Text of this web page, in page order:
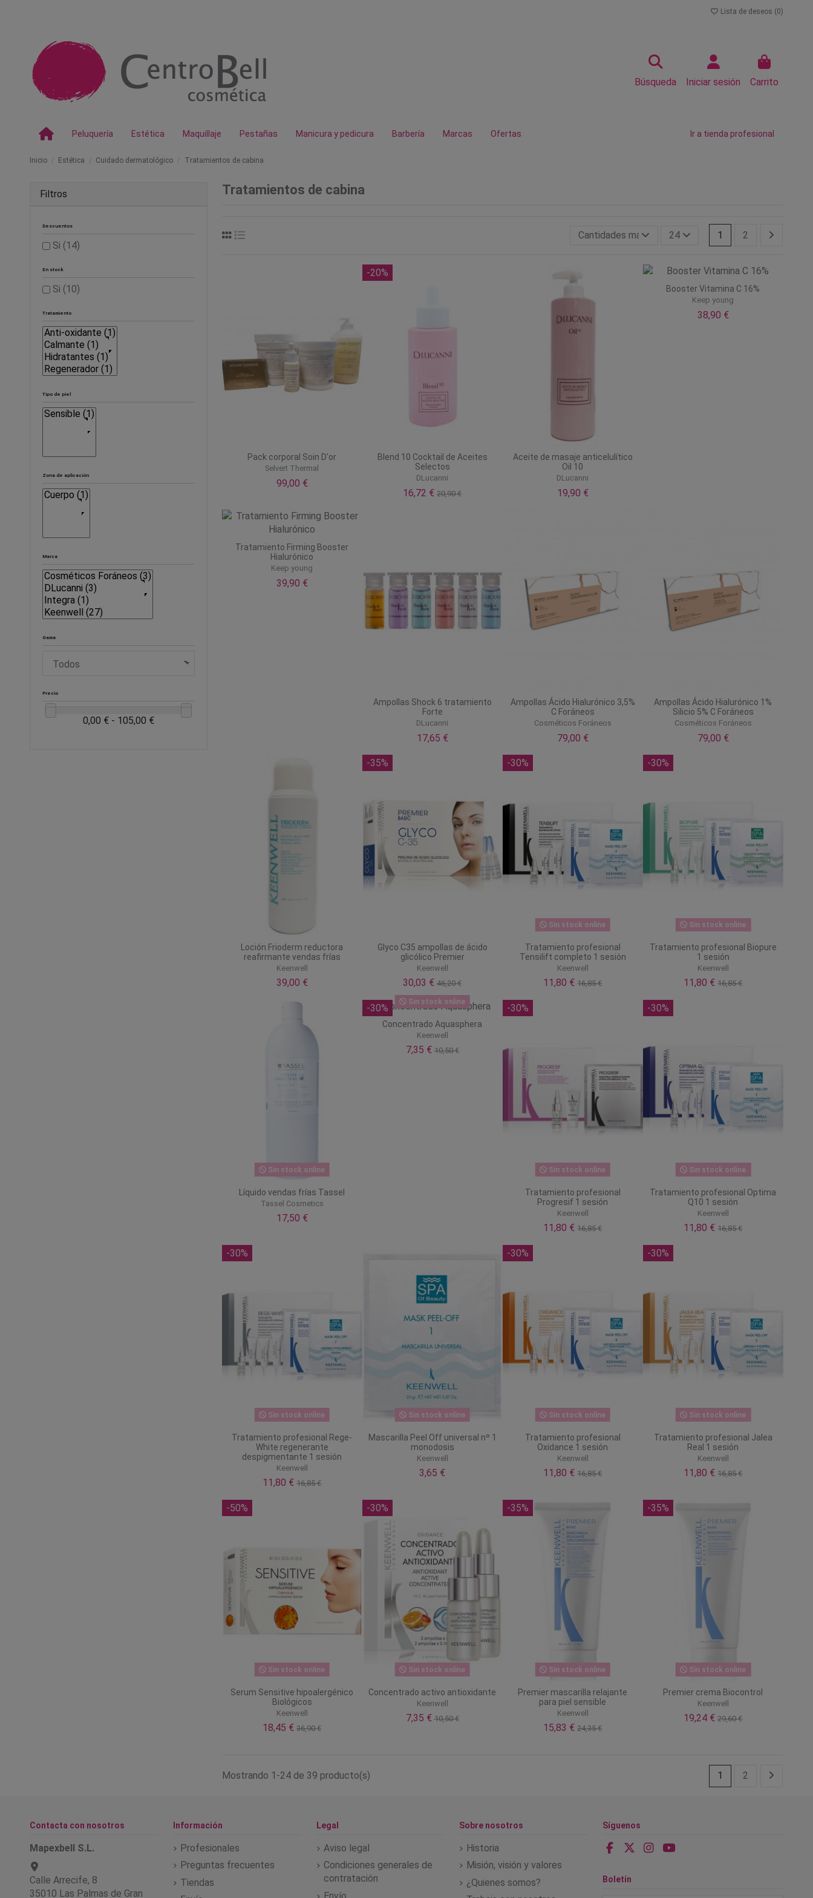
Lista de deseos (0)
Búsqueda Iniciar sesión Carrito
Peluquería Estética Maquillaje Pestañas Manicura y pedicura Barbería Marcas Ofertas Ir a tienda profesional
Inicio Estética Cuidado dermatológico Tratamientos de cabina
Tratamientos de cabina
Cantidades más grandes primero
24 1 2
Pack corporal Soin D'or
Selvert Thermal
99,00 €
-20%
Blend 10 Cocktail de Aceites
Selectos
DLucanni
16,72 €20,90 €
Aceite de masaje anticelulítico
Oil 10
DLucanni
19,90 €
Booster Vitamina C 16%
Keep young
38,90 €
Tratamiento Firming Booster
Hialurónico
Keep young
39,90 €
Ampollas Shock 6 tratamiento
Forte
DLucanni
17,65 €
Ampollas Ácido Hialurónico 3,5%
C Foráneos
Cosméticos Foráneos
79,00 €
Ampollas Ácido Hialurónico 1%
Silicio 5% C Foráneos
Cosméticos Foráneos
79,00 €
Loción Frioderm reductora
reafirmante vendas frías
Keenwell
39,00 €
-35%
Glyco C35 ampollas de ácido
glicólico Premier
Keenwell
30,03 €46,20 €
-30%
Sin stock online
Tratamiento profesional
Tensilift completo 1 sesión
Keenwell
11,80 €16,85 €
-30%
Sin stock online
Tratamiento profesional Biopure
1 sesión
Keenwell
11,80 €16,85 €
Sin stock online
Líquido vendas frías Tassel
Tassel Cosmetics
17,50 €
-30%
Sin stock online
Concentrado Aquasphera
Keenwell
7,35 € 10,50 €
-30%
Sin stock online
Tratamiento profesional
Progresif 1 sesión
Keenwell
11,80 €16,85 €
-30%
Sin stock online
Tratamiento profesional Optima
Q10 1 sesión
Keenwell
11,80 €16,85 €
-30%
Sin stock online
Tratamiento profesional Rege-
White regenerante
despigmentante 1 sesión
Keenwell
11,80 €16,85 €
Sin stock online
Mascarilla Peel Off universal nº 1
monodosis
Keenwell
3,65 €
-30%
Sin stock online
Tratamiento profesional
Oxidance 1 sesión
Keenwell
11,80 €16,85 €
-30%
Sin stock online
Tratamiento profesional Jalea
Real 1 sesión
Keenwell
11,80 €16,85 €
-50%
Sin stock online
Serum Sensitive hipoalergénico
Biológicos
Keenwell
18,45 €36,90 €
-30%
Sin stock online
Concentrado activo antioxidante
Keenwell
7,35 € 10,50 €
-35%
Sin stock online
Premier mascarilla relajante
para piel sensible
Keenwell
15,83 €24,35 €
-35%
Sin stock online
Premier crema Biocontrol
Keenwell
19,24 €29,60 €
Mostrando 1-24 de 39 producto(s) 1 2
Filtros
Descuentos
Si (14)
En stock
Si (10)
Tratamiento
Tipo de piel
Zona de aplicación
Marca
Gama
Precio
0,00 € - 105,00 €
Contacta con nosotros
Mapexbell S.L.
Calle Arrecife, 8
35010 Las Palmas de Gran
Información
Profesionales
Preguntas frecuentes
Tiendas
Legal
Aviso legal
Condiciones generales de
contratación
Envío
Sobre nosotros
Historia
Misión, visión y valores
¿Quienes somos?
Síguenos
Boletín